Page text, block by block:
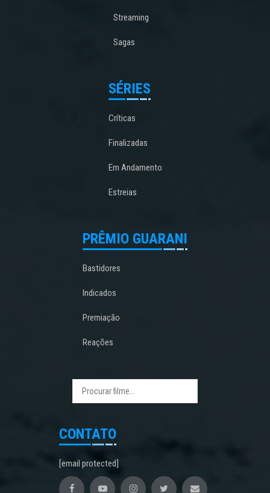
Streaming
Sagas
SÉRIES
Críticas
Finalizadas
Em Andamento
Estreias
PRÊMIO GUARANI
Bastidores
Indicados
Premiação
Reações
CONTATO
[email protected]